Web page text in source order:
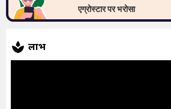
एग्रोस्टार पर भरोसा
लाभ